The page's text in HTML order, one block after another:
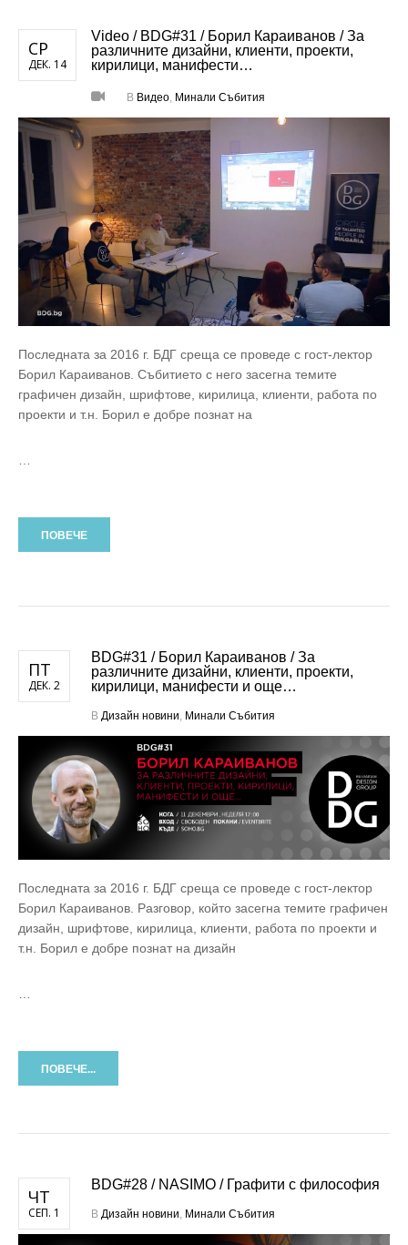
СР
ДЕК. 14
Video / BDG#31 / Борил Караиванов / За
различните дизайни, клиенти, проекти,
кирилици, манифести…
В Видео Минали Събития
Последната за 2016 г. БДГ среща се проведе с гост-лектор
Борил Караиванов. Събитието с него засегна темите
графичен дизайн, шрифтове, кирилица, клиенти, работа по
проекти и т.н. Борил е добре познат на
ПОВЕЧЕ
ПТ
ДЕК. 2
BDG#31 / Борил Караиванов / За
различните дизайни, клиенти, проекти,
кирилици, манифести и още…
В Дизайн новини, Минали Събития
Последната за 2016 г. БДГ среща се проведе с гост-лектор
Борил Караиванов. Разговор, който засегна темите графичен
дизайн, шрифтове, кирилица, клиенти, работа по проекти и
т.н. Борил е добре познат на дизайн
ПОВЕЧЕ...
ЧТ
СЕП. 1
BDG#28 / NASIMO / Графити с философия
В Дизайн новини, Минали Събития